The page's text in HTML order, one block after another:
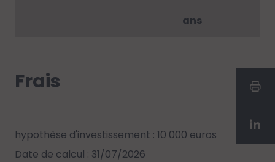
ans
Frais
hypothèse d'investissement : 10 000 euros
Date de calcul : 31/07/2026